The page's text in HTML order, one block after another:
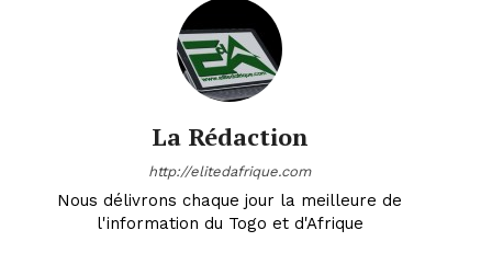
La Rédaction
http://elitedafrique.com
Nous délivrons chaque jour la meilleure de
l'information du Togo et d'Afrique